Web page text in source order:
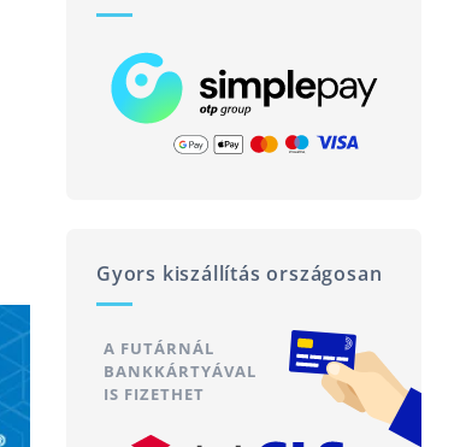
Gyors kiszállítás országosan
A FUTÁRNÁL
BANKKÁRTYÁVAL
IS FIZETHET